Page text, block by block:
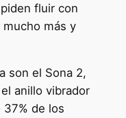
fluir con
más y
son el Sona 2,
anillo vibrador
37% de los